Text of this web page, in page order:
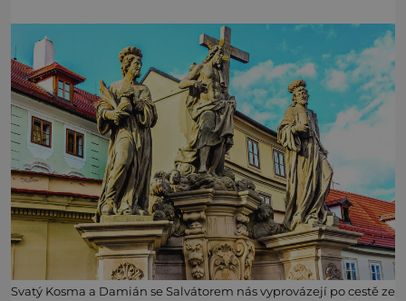
Svatý Kosma a Damián se Salvátorem nás vyprovázejí po cestě ze